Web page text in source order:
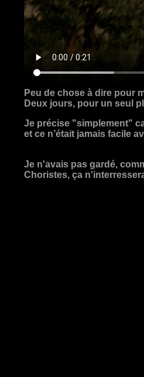
Peu de chose à dire pour
Deux jours, pour un seul
Je précise "simplement"
et ce n’était jamais facile
Je n'avais pas gardé,
Choristes, ça